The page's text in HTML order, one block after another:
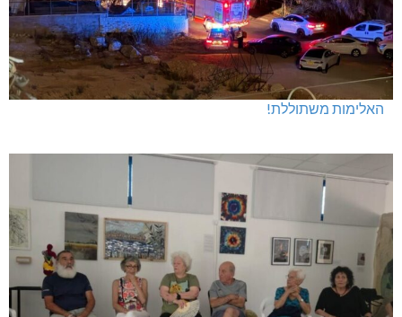
האלימות משתוללת!